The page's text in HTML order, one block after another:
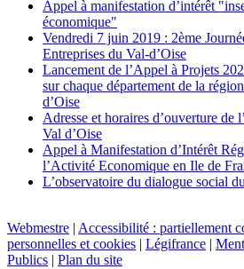
Appel à manifestation d’intérêt
économique"
Vendredi 7 juin 2019 : 2ème
Entreprises du Val-d’Oise
Lancement de l’Appel à Projets
sur chaque département de la
d’Oise
Adresse et horaires d’ouverture de
Val d’Oise
Appel à Manifestation d’Intérêt
l’Activité Economique en Ile de
L’observatoire du dialogue social
Webmestre | Accessibilité : partiellement
personnelles et cookies | Légifrance |
Publics | Plan du site